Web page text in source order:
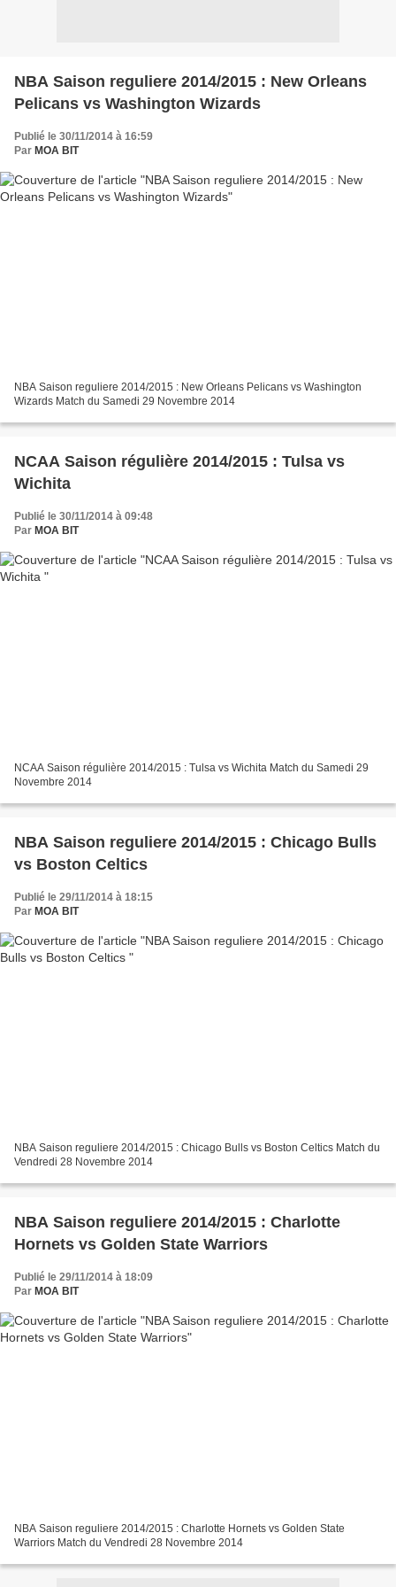
NBA Saison reguliere 2014/2015 : New Orleans
Pelicans vs Washington Wizards
Publié le 30/11/2014 à 16:59
Par MOA BIT
NBA Saison reguliere 2014/2015 : New Orleans Pelicans vs Washington
Wizards Match du Samedi 29 Novembre 2014
NCAA Saison régulière 2014/2015 : Tulsa vs
Wichita
Publié le 30/11/2014 à 09:48
Par MOA BIT
NCAA Saison régulière 2014/2015 : Tulsa vs Wichita Match du Samedi 29
Novembre 2014
NBA Saison reguliere 2014/2015 : Chicago Bulls
vs Boston Celtics
Publié le 29/11/2014 à 18:15
Par MOA BIT
NBA Saison reguliere 2014/2015 : Chicago Bulls vs Boston Celtics Match du
Vendredi 28 Novembre 2014
NBA Saison reguliere 2014/2015 : Charlotte
Hornets vs Golden State Warriors
Publié le 29/11/2014 à 18:09
Par MOA BIT
NBA Saison reguliere 2014/2015 : Charlotte Hornets vs Golden State
Warriors Match du Vendredi 28 Novembre 2014